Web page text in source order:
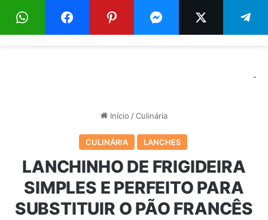
Menu
-
Início /Culinária
CULINÁRIA LANCHES
LANCHINHO DE FRIGIDEIRA
SIMPLES E PERFEITO PARA
SUBSTITUIR O PÃO FRANCÊS